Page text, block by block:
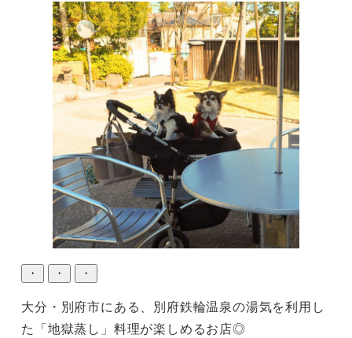
・ ・ ・
大分・別府市にある、別府鉄輪温泉の湯気を利用し
た「地獄蒸し」料理が楽しめるお店◎